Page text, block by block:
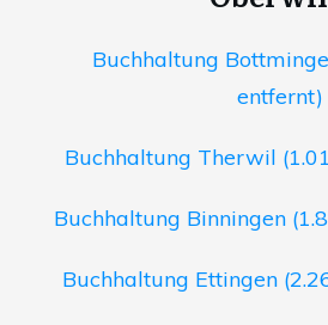
Buchhaltung
entfernt)
Buchhaltung Therwil
Buchhaltung Binningen
Buchhaltung Ettingen